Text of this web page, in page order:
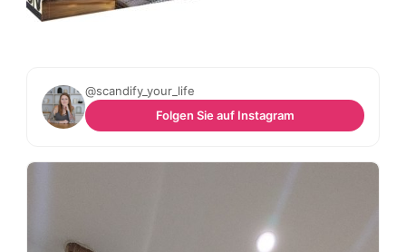
@scandify_your_life
Folgen Sie auf Instagram